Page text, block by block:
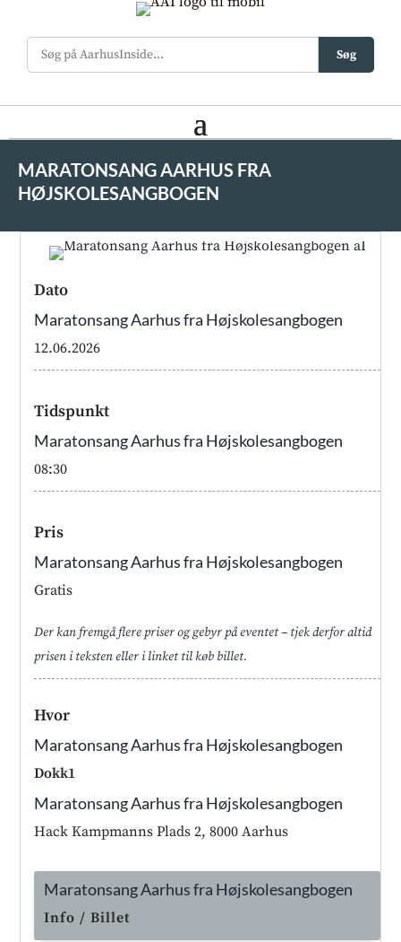
Søg
MARATONSANG AARHUS FRA
HØJSKOLESANGBOGEN
Dato
Maratonsang Aarhus fra Højskolesangbogen
12.06.2026
Tidspunkt
Maratonsang Aarhus fra Højskolesangbogen
08:30
Pris
Maratonsang Aarhus fra Højskolesangbogen
Gratis
Der kan fremgå flere priser og gebyr på eventet – tjek derfor altid
prisen i teksten eller i linket til køb billet.
Hvor
Maratonsang Aarhus fra Højskolesangbogen
Dokk1
Maratonsang Aarhus fra Højskolesangbogen
Hack Kampmanns Plads 2, 8000 Aarhus
Maratonsang Aarhus fra Højskolesangbogen
Info / Billet